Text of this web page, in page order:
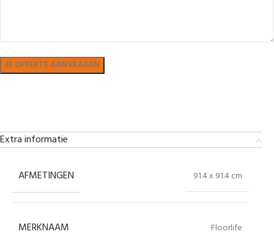
Extra informatie
AFMETINGEN 91.4 x 91.4 cm
MERKNAAM Floorlife